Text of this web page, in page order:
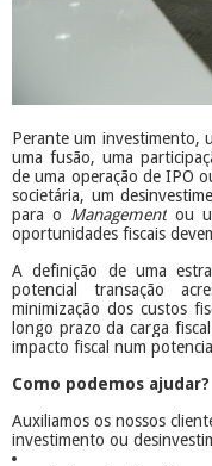
Perante um investimento,
uma fusão, uma
de uma operação de IPO
societária, um
para o Managementou
oportunidades fiscais
A definição de uma
potencial transação
minimização dos custos
longo prazo da carga
impacto fiscal num
Como podemos ajudar?
Auxiliamos os nossos
investimento ou